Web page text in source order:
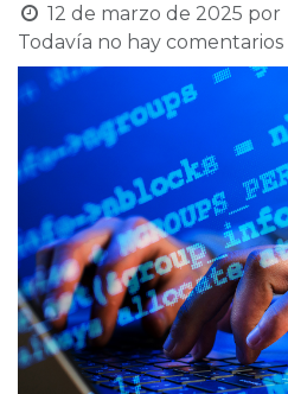
12 de marzo de 2025 por
Todavía no hay comentarios